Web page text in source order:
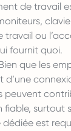
de travail
travail ou
fournit quoi.
que les
d’une
peuvent
fiable, surtout
est